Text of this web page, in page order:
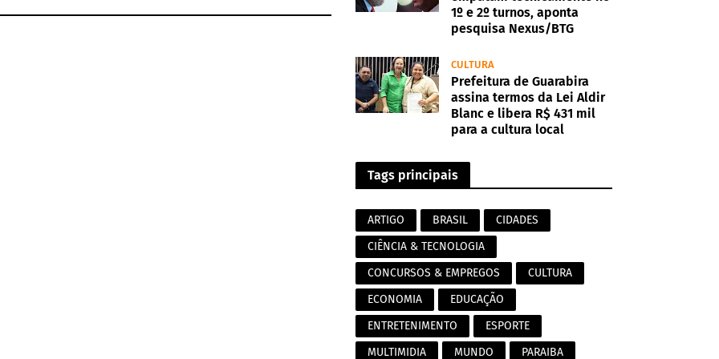
1º e 2º turnos, aponta
pesquisa Nexus/BTG
CULTURA
Prefeitura de Guarabira
assina termos da Lei Aldir
Blanc e libera R$ 431 mil
para a cultura local
Tags principais
ARTIGO BRASIL
CIDADES
CIÊNCIA & TECNOLOGIA
CONCURSOS & EMPREGOS
CULTURA
ECONOMIA
EDUCAÇÃO
ENTRETENIMENTO
ESPORTE
MULTIMIDIA
MUNDO PARAIBA